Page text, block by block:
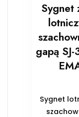
Sygnet
gapą
Sygnet